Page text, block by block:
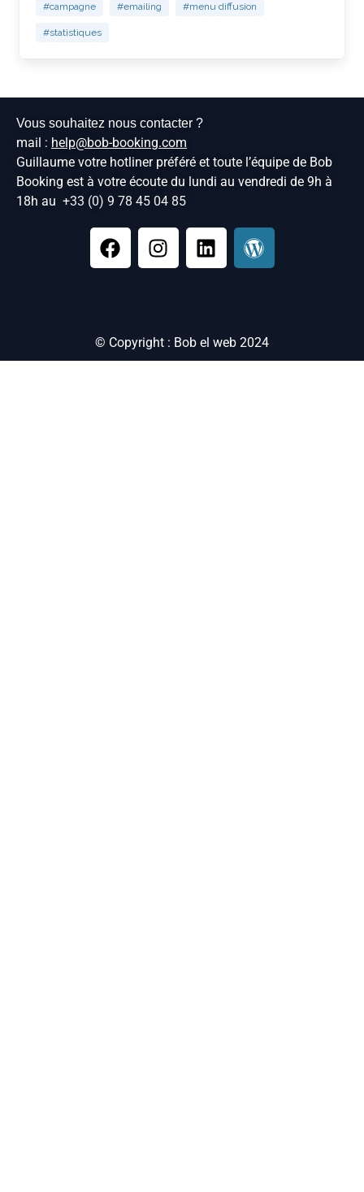
#campagne #emailing #menu diffusion
#statistiques
Vous souhaitez nous contacter ?
mail : help@bob-booking.com
Guillaume votre hotliner préféré et toute l’équipe de Bob
Booking est à votre écoute du lundi au vendredi de 9h à
18h au +33 (0) 9 78 45 04 85
© Copyright : Bob el web 2024